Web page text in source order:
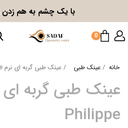
با یک چشم به هم زدن
0
خانه عینک طبی عینک طبی گربه ای نرم patek Philippe
Philippe